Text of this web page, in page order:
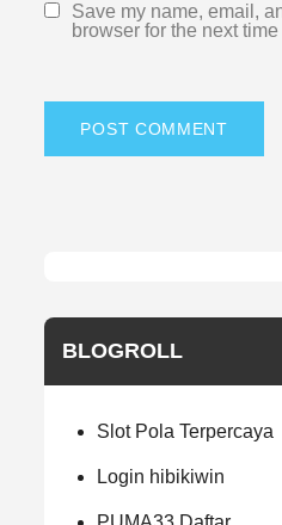
Save my name, email,
browser for the next
BLOGROLL
Slot Pola Terpercaya
Login hibikiwin